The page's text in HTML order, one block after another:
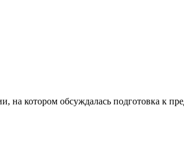
на котором обсуждалась подготовка к